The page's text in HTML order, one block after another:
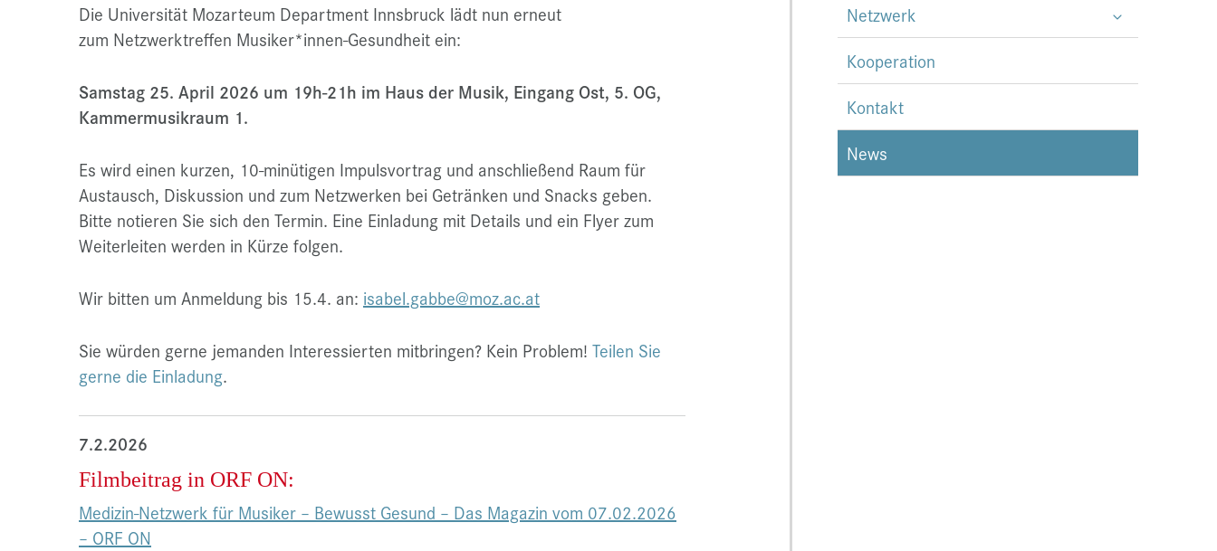
Die Universität Mozarteum Department Innsbruck lädt nun erneut
zum Netzwerktreffen Musiker*innen-Gesundheit ein:
Samstag 25. April 2026 um 19h-21h im Haus der Musik, Eingang Ost, 5. OG,
Kammermusikraum 1.
Es wird einen kurzen, 10-minütigen Impulsvortrag und anschließend Raum für
Austausch, Diskussion und zum Netzwerken bei Getränken und Snacks geben.
Bitte notieren Sie sich den Termin. Eine Einladung mit Details und ein Flyer zum
Weiterleiten werden in Kürze folgen.
Wir bitten um Anmeldung bis 15.4. an: isabel.gabbe@moz.ac.at
Sie würden gerne jemanden Interessierten mitbringen? Kein Problem! Teilen Sie
gerne die Einladung.
7.2.2026
Filmbeitrag in ORF ON:
Medizin-Netzwerk für Musiker – Bewusst Gesund – Das Magazin vom 07.02.2026
– ORF ON
Netzwerk
Kooperation
Kontakt
News